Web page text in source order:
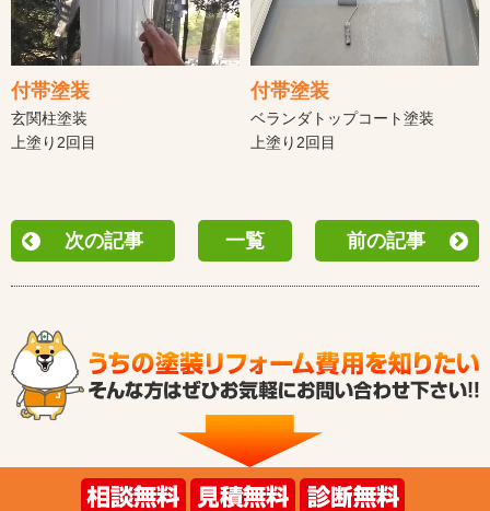
付帯塗装
玄関柱塗装
上塗り2回目
付帯塗装
ベランダトップコート塗装
上塗り2回目
次の記事 一覧 前の記事